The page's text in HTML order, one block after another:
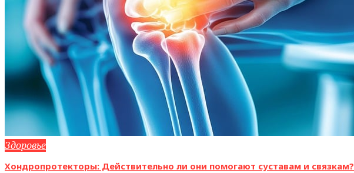
Здоровье
Хондропротекторы: Действительно ли они помогают суставам и связкам?